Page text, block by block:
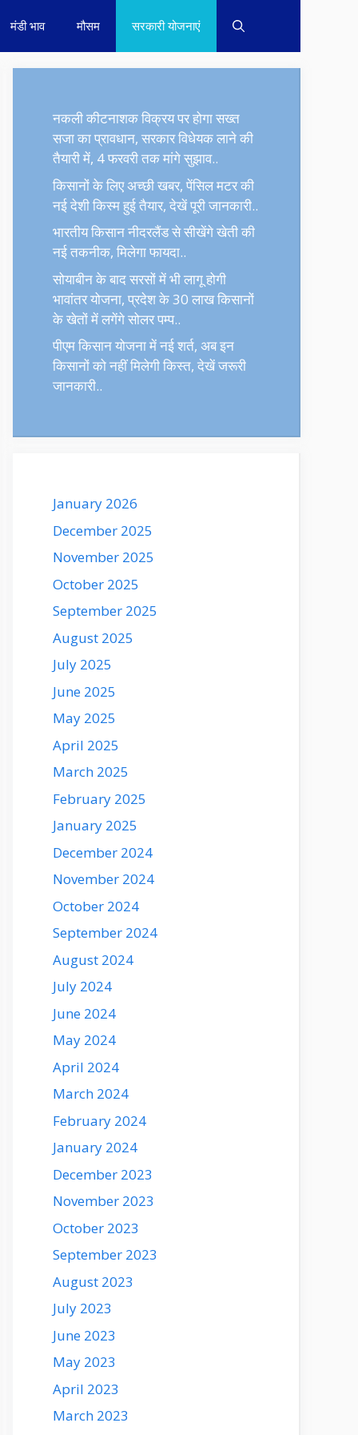
मंडी भाव मौसम सरकारी योजनाएं
नकली कीटनाशक विक्रय पर होगा सख्त
सजा का प्रावधान, सरकार विधेयक लाने की
तैयारी में, 4 फरवरी तक मांगे सुझाव..
किसानों के लिए अच्छी खबर, पेंसिल मटर की
नई देशी किस्म हुई तैयार, देखें पूरी जानकारी..
भारतीय किसान नीदरलैंड से सीखेंगे खेती की
नई तकनीक, मिलेगा फायदा..
सोयाबीन के बाद सरसों में भी लागू होगी
भावांतर योजना, प्रदेश के 30 लाख किसानों
के खेतों में लगेंगे सोलर पम्प..
पीएम किसान योजना में नई शर्त, अब इन
किसानों को नहीं मिलेगी किस्त, देखें जरूरी
जानकारी..
January 2026
December 2025
November 2025
October 2025
September 2025
August 2025
July 2025
June 2025
May 2025
April 2025
March 2025
February 2025
January 2025
December 2024
November 2024
October 2024
September 2024
August 2024
July 2024
June 2024
May 2024
April 2024
March 2024
February 2024
January 2024
December 2023
November 2023
October 2023
September 2023
August 2023
July 2023
June 2023
May 2023
April 2023
March 2023